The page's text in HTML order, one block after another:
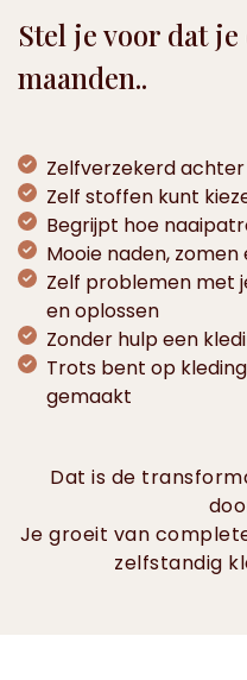
Stel je voor dat
maanden..
Zelfverzekerd
Zelf stoffen kunt
Begrijpt hoe
Mooie naden,
Zelf problemen met
en oplossen
Zonder hulp een
Trots bent op
gemaakt
Dat is de
Je groeit van
zelfstandig